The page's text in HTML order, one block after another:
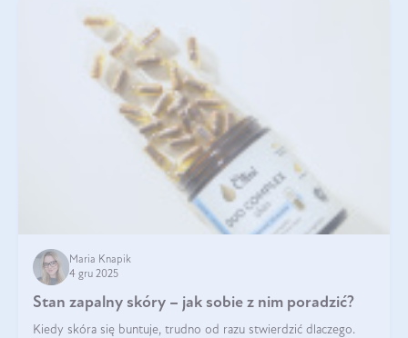
Maria Knapik
4 gru 2025
Stan zapalny skóry – jak sobie z nim poradzić?
Kiedy skóra się buntuje, trudno od razu stwierdzić dlaczego.